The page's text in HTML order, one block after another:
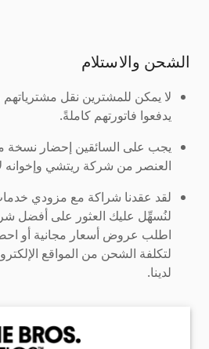
الشحن والاستلام
لا يمكن للمشترين نقل
يدفعوا فاتورتهم كاملةً.
يجب على السائقين إحضار نسخة
العنصر من شركة ريتشي وإخوانه
لقد عقدنا شراكة مع مزودي
لنُسهِّل عليك العثور على أفضل
اطلب عروض أسعار مجانية أو
لتكلفة الشحن من المواقع
لدينا.